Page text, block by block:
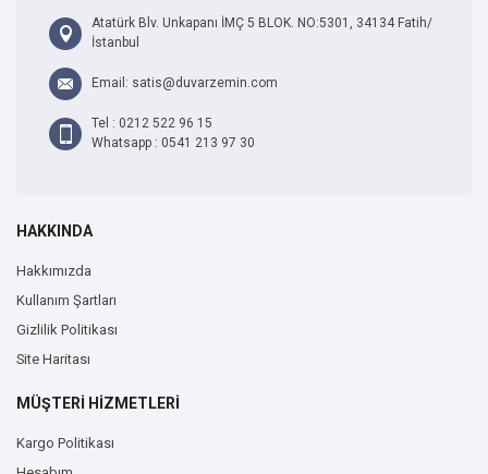
Atatürk Blv. Unkapanı İMÇ 5 BLOK. NO:5301, 34134 Fatih/
İstanbul
Email: satis@duvarzemin.com
Tel : 0212 522 96 15
Whatsapp : 0541 213 97 30
HAKKINDA
Hakkımızda
Kullanım Şartları
Gizlilik Politikası
Site Haritası
MÜŞTERİ HİZMETLERİ
Kargo Politikası